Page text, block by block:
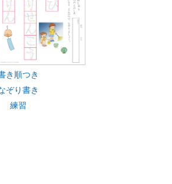
き順つき
ぞり書き
練習